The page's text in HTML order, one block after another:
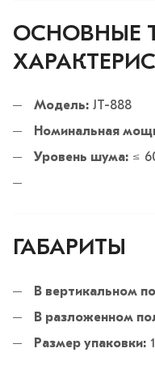
ОСНОВНЫЕ
Модель: JT-888
Номинальная
Уровень шума: ≤
ГАБАРИТЫ
В вертикальном
В разложенном
Размер упаковки: